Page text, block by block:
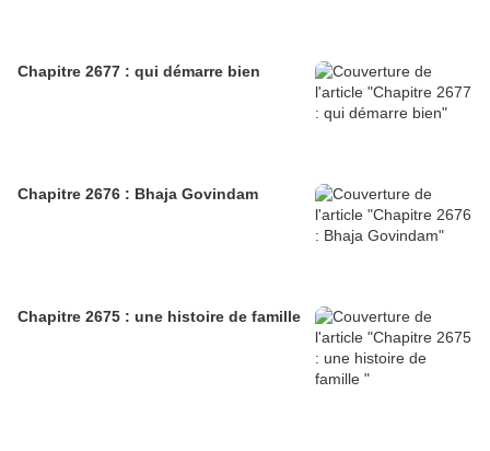
Chapitre 2677 : qui démarre bien
Chapitre 2676 : Bhaja Govindam
Chapitre 2675 : une histoire de famille